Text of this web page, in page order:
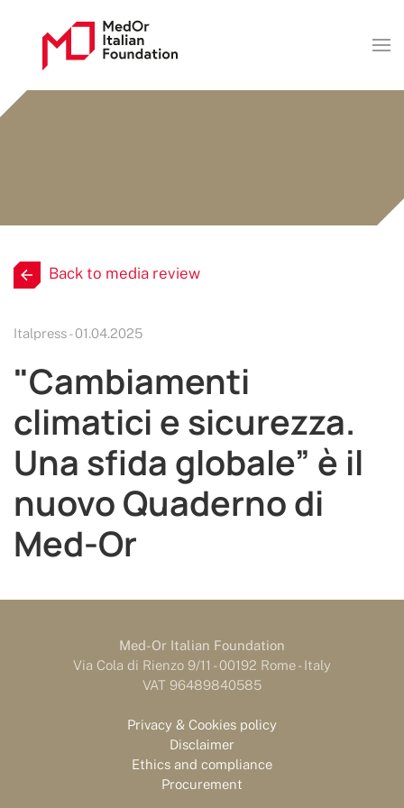
Back to media review
Italpress - 01.04.2025
"Cambiamenti
climatici e sicurezza.
Una sfida globale” è il
nuovo Quaderno di
Med-Or
Med-Or Italian Foundation
Via Cola di Rienzo 9/11 - 00192 Rome - Italy
VAT 96489840585
Privacy & Cookies policy
Disclaimer
Ethics and compliance
Procurement